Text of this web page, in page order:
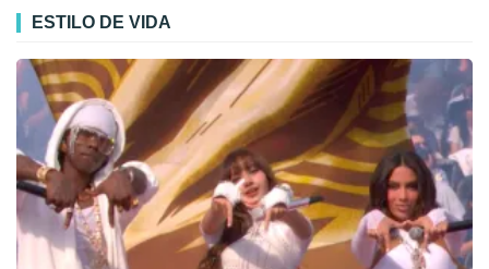
ESTILO DE VIDA